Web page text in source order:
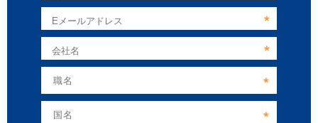
Eメールアドレス
会社名